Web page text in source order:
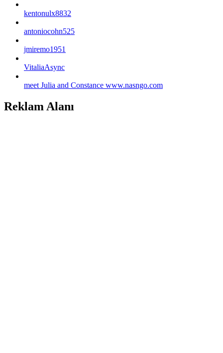
kentonulx8832
antoniocohn525
jmiremo1951
VitaliaAsync
meet Julia and Constance www.nasngo.com
Reklam Alanı